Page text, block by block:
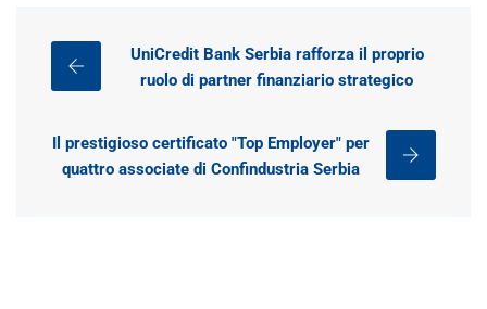
UniCredit Bank Serbia rafforza il proprio
ruolo di partner finanziario strategico
Il prestigioso certificato "Top Employer" per
quattro associate di Confindustria Serbia